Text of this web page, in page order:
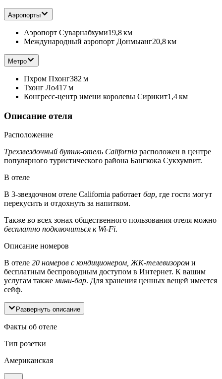
Аэропорты
Аэропорт Суварнабхуми19,8 км
Международный аэропорт Донмыанг20,8 км
Метро
Пхром Пхонг382 м
Тхонг Ло417 м
Конгресс-центр имени королевы Сирикит1,4 км
Описание отеля
Расположение
Трехзвездочный бутик-отель California расположен в центре
популярного туристического района Бангкока Сукхумвит.
В отеле
В 3-звездочном отеле California работает бар, где гости могут
перекусить и отдохнуть за напитком.
Также во всех зонах общественного пользования отеля можно
бесплатно подключиться к Wi-Fi.
Описание номеров
В отеле 20 номеров с кондиционером, ЖК-телевизором и
бесплатным беспроводным доступом в Интернет. К вашим
услугам также мини-бар. Для хранения ценных вещей имеется
сейф.
Развернуть описание
Факты об отеле
Тип розетки
Американская